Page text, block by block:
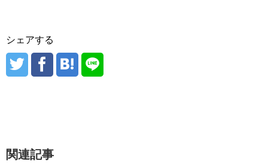
シェアする
関連記事